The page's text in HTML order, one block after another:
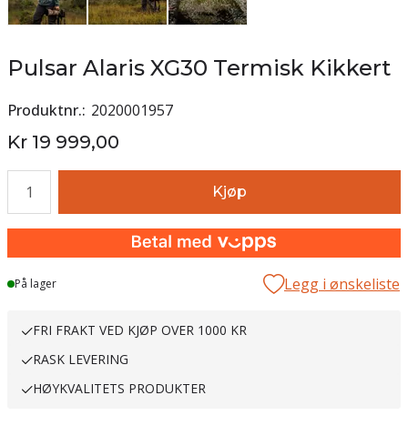
Pulsar Alaris XG30 Termisk Kikkert
Produktnr. 2020001957
Kr 19 999,00
Kjøp
På lager Legg i ønskeliste
FRI FRAKT VED KJØP OVER 1000 KR
RASK LEVERING
HØYKVALITETS PRODUKTER